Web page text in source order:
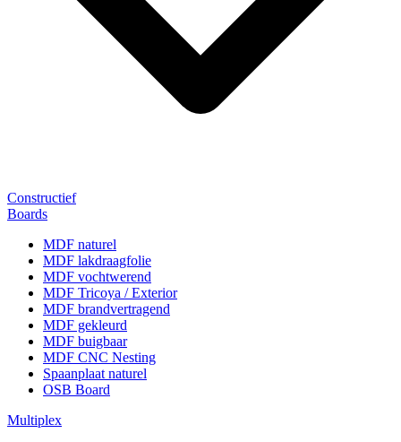
Constructief
Boards
MDF naturel
MDF lakdraagfolie
MDF vochtwerend
MDF Tricoya / Exterior
MDF brandvertragend
MDF gekleurd
MDF buigbaar
MDF CNC Nesting
Spaanplaat naturel
OSB Board
Multiplex